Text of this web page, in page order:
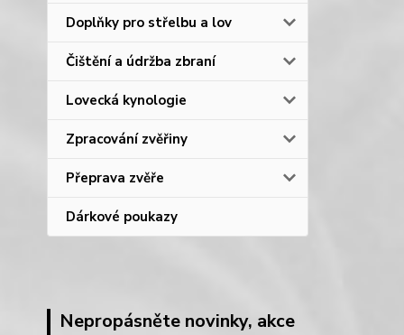
Doplňky pro střelbu a lov
Čištění a údržba zbraní
Lovecká kynologie
Zpracování zvěřiny
Přeprava zvěře
Dárkové poukazy
Nepropásněte novinky, akce